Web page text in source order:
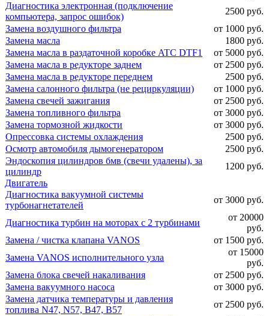
Диагностика электронная (подключение
компьютера, запрос ошибок)
2500 руб.
Замена воздушного фильтра
от 1000 руб.
Замена масла
1800 руб.
Замена масла в раздаточной коробке ATC DTF1
от 5000 руб.
Замена масла в редукторе заднем
от 2500 руб.
Замена масла в редукторе переднем
2500 руб.
Замена салонного фильтра (не рециркуляции)
от 1000 руб.
Замена свечей зажигания
от 2500 руб.
Замена топливного фильтра
от 3000 руб.
Замена тормозной жидкости
от 3000 руб.
Опрессовка системы охлаждения
2500 руб.
Осмотр автомобиля дымогенератором
2500 руб.
Эндоскопия цилиндров бмв (свечи удалены), за
цилиндр
1200 руб.
Двигатель
Диагностика вакуумной системы
турбонагнетателей
от 3000 руб.
Диагностика турбин на моторах с 2 турбинами
от 20000
руб.
Замена / чистка клапана VANOS
от 1500 руб.
Замена VANOS исполнительного узла
от 15000
руб.
Замена блока свечей накаливания
от 2500 руб.
Замена вакуумного насоса
от 3000 руб.
Замена датчика температуры и давления
топлива N47, N57, B47, B57
от 2500 руб.